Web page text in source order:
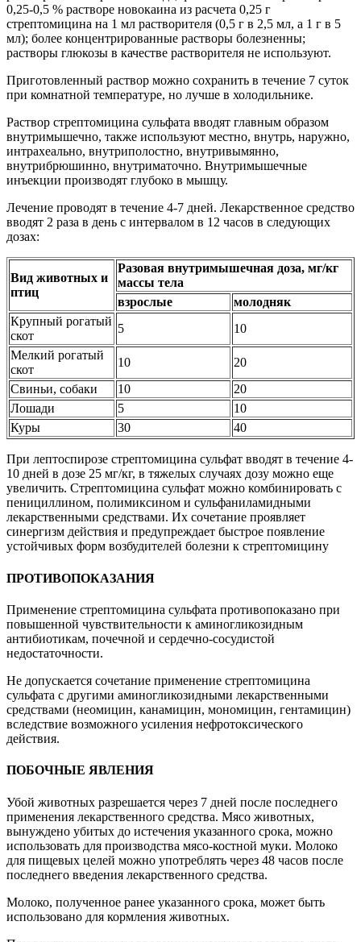
0,25-0,5 % растворе новокаина из расчета 0,25 г
стрептомицина на 1 мл растворителя (0,5 г в 2,5 мл, а 1 г в 5
мл); более концентрированные растворы болезненны;
растворы глюкозы в качестве растворителя не используют.
Приготовленный раствор можно сохранить в течение 7 суток
при комнатной температуре, но лучше в холодильнике.
Раствор стрептомицина сульфата вводят главным образом
внутримышечно, также используют местно, внутрь, наружно,
интрахеально, внутриполостно, внутривымянно,
внутрибрюшинно, внутриматочно. Внутримышечные
инъекции производят глубоко в мышцу.
Лечение проводят в течение 4-7 дней. Лекарственное средство
вводят 2 раза в день с интервалом в 12 часов в следующих
дозах:
Вид животных и
птиц
Разовая внутримышечная доза, мг/кг
массы тела
взрослые
молодняк
Крупный рогатый
скот
5
10
Мелкий рогатый
скот
10
20
Свиньи, собаки
10
20
Лошади
5
10
Куры
30 40
При лептоспирозе стрептомицина сульфат вводят в течение 4-
10 дней в дозе 25 мг/кг, в тяжелых случаях дозу можно еще
увеличить. Стрептомицина сульфат можно комбинировать с
пенициллином, полимиксином и сульфаниламидными
лекарственными средствами. Их сочетание проявляет
синергизм действия и предупреждает быстрое появление
устойчивых форм возбудителей болезни к стрептомицину
ПРОТИВОПОКАЗАНИЯ
Применение стрептомицина сульфата противопоказано при
повышенной чувствительности к аминогликозидным
антибиотикам, почечной и сердечно-сосудистой
недостаточности.
Не допускается сочетание применение стрептомицина
сульфата с другими аминогликозидными лекарственными
средствами (неомицин, канамицин, мономицин, гентамицин)
вследствие возможного усиления нефротоксического
действия.
ПОБОЧНЫЕ ЯВЛЕНИЯ
Убой животных разрешается через 7 дней после последнего
применения лекарственного средства. Мясо животных,
вынуждено убитых до истечения указанного срока, можно
использовать для производства мясо-костной муки. Молоко
для пищевых целей можно употреблять через 48 часов после
последнего введения лекарственного средства.
Молоко, полученное ранее указанного срока, может быть
использовано для кормления животных.